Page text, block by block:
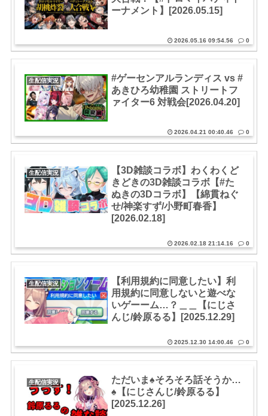
ーナメント】[2026.05.15]
2026.05.16 09:54.56 0
生配信実況
#ゲーセンアルランディス vs #
あきひろ幼稚園 ストリートフ
ァイター6 対戦会[2026.04.20]
2026.04.21 00:40.46 0
生配信実況
【3D雑談コラボ】わくわくど
きどきの3D雑談コラボ【#た
ぬきの3Dコラボ】【綿貫ねぐ
せ/神楽すず/小野町春香】
[2026.02.18]
2026.02.18 21:14.16 0
生配信実況
【利用規約に同意したい】利
用規約に同意しないと遊べな
いゲーーム…？＿＿【にじさ
んじ/鈴原るる】[2025.12.29]
2025.12.30 14:00.46 0
生配信実況
ただいま♠そろそろ話そうか…
♠【にじさんじ/鈴原るる】
[2025.12.26]